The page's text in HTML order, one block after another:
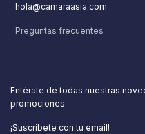
hola@camaraasia.com
Preguntas frecuentes
Entérate de todas nuestras
promociones.
¡Suscríbete con tu email!